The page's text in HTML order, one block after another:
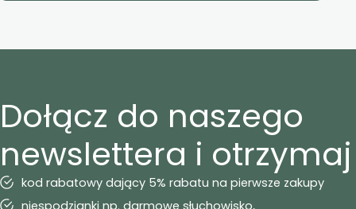
Dołącz do naszego
newslettera i otrzymaj
kod rabatowy dający 5% rabatu na pierwsze zakupy
niespodzianki np. darmowe słuchowisko,